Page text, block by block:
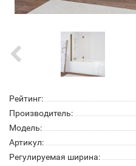
Рейтинг:
Производитель:
Модель:
Артикул:
Регулируемая ширина: